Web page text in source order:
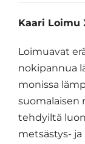
39,95
Kaari Loimu
Loimuavat
nokipannua
monissa
suomalaisen
tehdyiltä
metsästys-